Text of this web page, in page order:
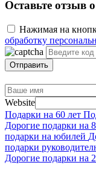
Оставьте отзыв
Нажимая на
обработку
Отправить
Website
Подарки на 60 лет
Дорогие подарки на
подарки на юбилей
подарки
Дорогие подарки на